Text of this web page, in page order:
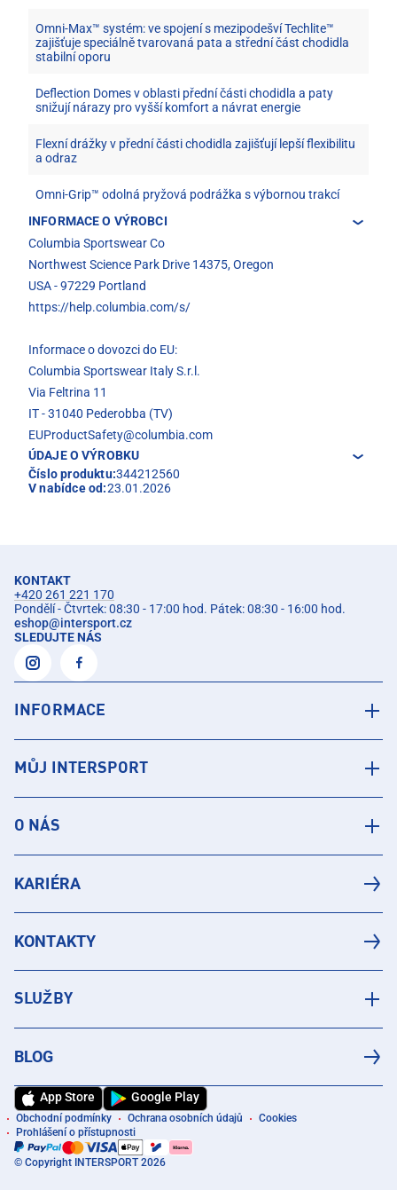
Omni-Max™ systém: ve spojení s mezipodešví Techlite™
zajišťuje speciálně tvarovaná pata a střední část chodidla
stabilní oporu
Deflection Domes v oblasti přední části chodidla a paty
snižují nárazy pro vyšší komfort a návrat energie
Flexní drážky v přední části chodidla zajišťují lepší flexibilitu
a odraz
Omni-Grip™ odolná pryžová podrážka s výbornou trakcí
INFORMACE O VÝROBCI
Columbia Sportswear Co
Northwest Science Park Drive 14375, Oregon
USA - 97229 Portland
https://help.columbia.com/s/
Informace o dovozci do EU:
Columbia Sportswear Italy S.r.l.
Via Feltrina 11
IT - 31040 Pederobba (TV)
EUProductSafety@columbia.com
ÚDAJE O VÝROBKU
Číslo produktu:344212560
V nabídce od:23.01.2026
KONTAKT
+420 261 221 170
Pondělí - Čtvrtek: 08:30 - 17:00 hod. Pátek: 08:30 - 16:00 hod.
eshop@intersport.cz
SLEDUJTE NÁS
INFORMACE
MŮJ INTERSPORT
O NÁS
KARIÉRA
KONTAKTY
SLUŽBY
BLOG
App Store Google Play
Obchodní podmínky Ochrana osobních údajů
Cookies
Prohlášení o přístupnosti
© Copyright INTERSPORT 2026